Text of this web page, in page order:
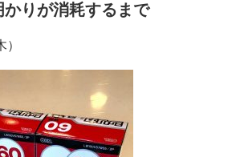
りが消耗するまで